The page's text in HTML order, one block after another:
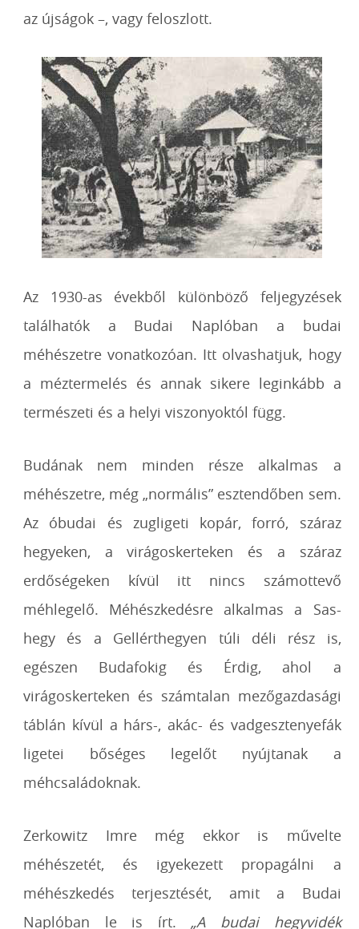
az újságok –, vagy feloszlott.
Az 1930-as évekből különböző feljegyzések
találhatók a Budai Naplóban a budai
méhészetre vonatkozóan. Itt olvashatjuk, hogy
a méztermelés és annak sikere leginkább a
természeti és a helyi viszonyoktól függ.
Budának nem minden része alkalmas a
méhészetre, még „normális” esztendőben sem.
Az óbudai és zugligeti kopár, forró, száraz
hegyeken, a virágoskerteken és a száraz
erdőségeken kívül itt nincs számottevő
méhlegelő. Méhészkedésre alkalmas a Sas-
hegy és a Gellérthegyen túli déli rész is,
egészen Budafokig és Érdig, ahol a
virágoskerteken és számtalan mezőgazdasági
táblán kívül a hárs-, akác- és vadgesztenyefák
ligetei bőséges legelőt nyújtanak a
méhcsaládoknak.
Zerkowitz Imre még ekkor is művelte
méhészetét, és igyekezett propagálni a
méhészkedés terjesztését, amit a Budai
Naplóban le is írt. „A budai hegyvidék